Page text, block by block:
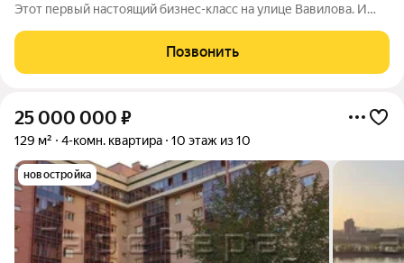
Этот первый настоящий бизнес-класс на улице Вавилова. И
панорамных окон. Обязывает
Позвонить
25 000 000 ₽
129 м² 4-комн. квартира 10 этаж из 10
новостройка